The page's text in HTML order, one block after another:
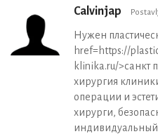
Calvinjap
Нужен
href=https://
klinika.ru/>санкт
хирургия
операции и
хирурги,
индивидуальный